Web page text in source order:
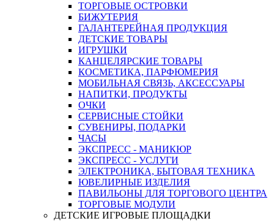
ТОРГОВЫЕ ОСТРОВКИ
БИЖУТЕРИЯ
ГАЛАНТЕРЕЙНАЯ ПРОДУКЦИЯ
ДЕТСКИЕ ТОВАРЫ
ИГРУШКИ
КАНЦЕЛЯРСКИЕ ТОВАРЫ
КОСМЕТИКА, ПАРФЮМЕРИЯ
МОБИЛЬНАЯ СВЯЗЬ, АКСЕССУАРЫ
НАПИТКИ, ПРОДУКТЫ
ОЧКИ
СЕРВИСНЫЕ СТОЙКИ
СУВЕНИРЫ, ПОДАРКИ
ЧАСЫ
ЭКСПРЕСС - МАНИКЮР
ЭКСПРЕСС - УСЛУГИ
ЭЛЕКТРОНИКА, БЫТОВАЯ ТЕХНИКА
ЮВЕЛИРНЫЕ ИЗДЕЛИЯ
ПАВИЛЬОНЫ ДЛЯ ТОРГОВОГО ЦЕНТРА
ТОРГОВЫЕ МОДУЛИ
ДЕТСКИЕ ИГРОВЫЕ ПЛОЩАДКИ